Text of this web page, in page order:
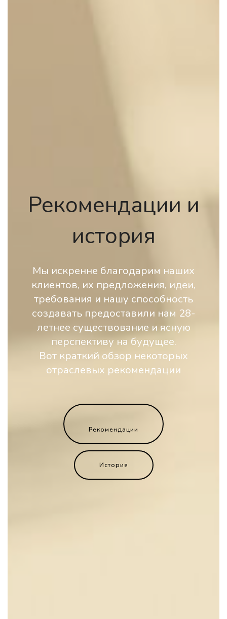
Рекомендации и
история
Мы искренне благодарим наших
клиентов, их предложения, идеи,
требования и нашу способность
создавать предоставили нам 28-
летнее существование и ясную
перспективу на будущее.
Вот краткий обзор некоторых
отраслевых рекомендации
Рекомендации
История